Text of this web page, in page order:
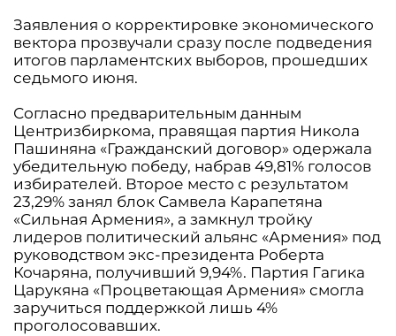
Заявления о корректировке экономического
вектора прозвучали сразу после подведения
итогов парламентских выборов, прошедших
седьмого июня.
Согласно предварительным данным
Центризбиркома, правящая партия Никола
Пашиняна «Гражданский договор» одержала
убедительную победу, набрав 49,81% голосов
избирателей. Второе место с результатом
23,29% занял блок Самвела Карапетяна
«Сильная Армения», а замкнул тройку
лидеров политический альянс «Армения» под
руководством экс-президента Роберта
Кочаряна, получивший 9,94%. Партия Гагика
Царукяна «Процветающая Армения» смогла
заручиться поддержкой лишь 4%
проголосовавших.